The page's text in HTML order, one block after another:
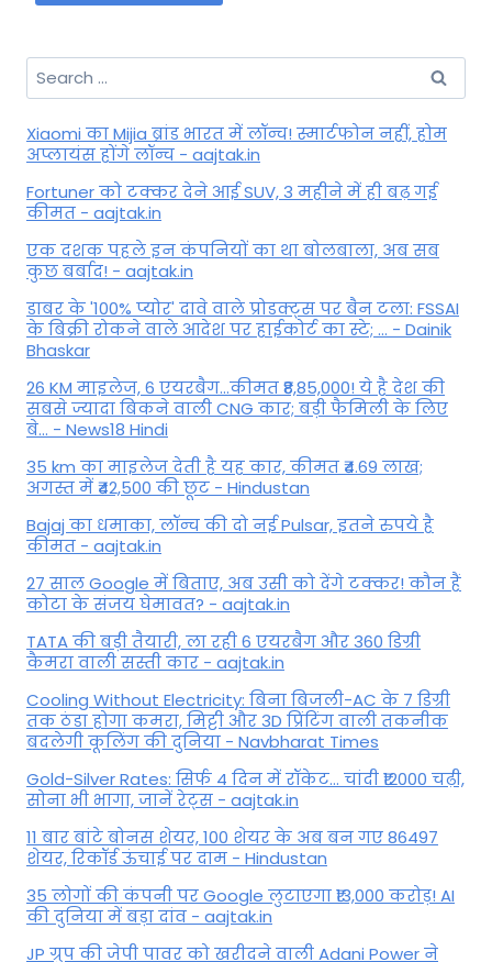
Search
for:
Xiaomi का Mijia ब्रांड भारत में लॉन्च! स्मार्टफोन नहीं, होम
अप्लायंस होंगे लॉन्च - aajtak.in
Fortuner को टक्कर देने आई SUV, 3 महीने में ही बढ़ गई
कीमत - aajtak.in
एक दशक पहले इन कंपनियों का था बोलबाला, अब सब
कुछ बर्बाद! - aajtak.in
डाबर के '100% प्योर' दावे वाले प्रोडक्ट्स पर बैन टला: FSSAI
के बिक्री रोकने वाले आदेश पर हाईकोर्ट का स्टे; ... - Dainik
Bhaskar
26 KM माइलेज, 6 एयरबैग...कीमत ₹8,85,000! ये है देश की
सबसे ज्यादा बिकने वाली CNG कार; बड़ी फैमिली के लिए
बे... - News18 Hindi
35 km का माइलेज देती है यह कार, कीमत ₹4.69 लाख;
अगस्त में ₹42,500 की छूट - Hindustan
Bajaj का धमाका, लॉन्च की दो नई Pulsar, इतने रुपये है
कीमत - aajtak.in
27 साल Google में बिताए, अब उसी को देंगे टक्कर! कौन हैं
कोटा के संजय घेमावत? - aajtak.in
TATA की बड़ी तैयारी, ला रही 6 एयरबैग और 360 डिग्री
कैमरा वाली सस्ती कार - aajtak.in
Cooling Without Electricity: बिना बिजली-AC के 7 डिग्री
तक ठंडा होगा कमरा, मिट्टी और 3D प्रिंटिंग वाली तकनीक
बदलेगी कूलिंग की दुनिया - Navbharat Times
Gold-Silver Rates: सिर्फ 4 दिन में रॉकेट... चांदी ₹12000 चढ़ी,
सोना भी भागा, जानें रेट्स - aajtak.in
11 बार बांटे बोनस शेयर, 100 शेयर के अब बन गए 86497
शेयर, रिकॉर्ड ऊंचाई पर दाम - Hindustan
35 लोगों की कंपनी पर Google लुटाएगा ₹13,000 करोड़! AI
की दुनिया में बड़ा दांव - aajtak.in
JP ग्रुप की जेपी पावर को खरीदने वाली Adani Power ने